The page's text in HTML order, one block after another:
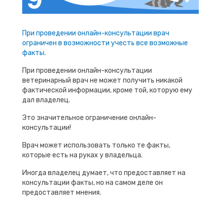
При проведении онлайн-консультации врач
ограничен в возможности учесть все возможные
факты.
При проведении онлайн-консультации
ветеринарный врач не может получить никакой
фактической информации, кроме той, которую ему
дал владелец.
Это значительное ограничение онлайн-
консультации!
Врач может использовать только те факты,
которые есть на руках у владельца.
Иногда владелец думает, что предоставляет на
консультации факты, но на самом деле он
предоставляет мнения.